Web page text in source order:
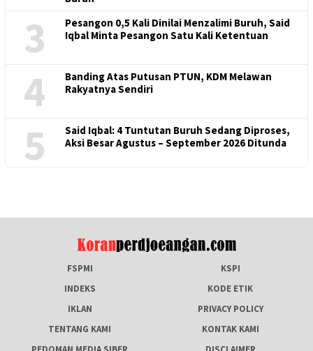
3
Pesangon 0,5 Kali Dinilai Menzalimi Buruh, Said
Iqbal Minta Pesangon Satu Kali Ketentuan
4
Banding Atas Putusan PTUN, KDM Melawan
Rakyatnya Sendiri
5
Said Iqbal: 4 Tuntutan Buruh Sedang Diproses,
Aksi Besar Agustus – September 2026 Ditunda
FSPMI
KSPI
INDEKS
KODE ETIK
IKLAN
PRIVACY POLICY
TENTANG KAMI
KONTAK KAMI